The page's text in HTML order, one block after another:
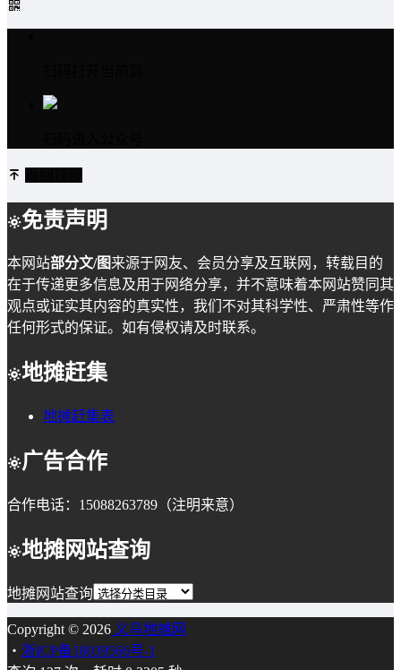
免责声明
本网站部分文/图来源于网友、会员分享及互联网，转载目的
在于传递更多信息及用于网络分享，并不意味着本网站赞同其
观点或证实其内容的真实性，我们不对其科学性、严肃性等作
任何形式的保证。如有侵权请及时联系。
地摊赶集
地摊赶集表
广告合作
合作电话：15088263789（注明来意）
地摊网站查询
地摊网站查询
Copyright © 2026 义乌地摊网
・ 浙ICP备18039566号-1